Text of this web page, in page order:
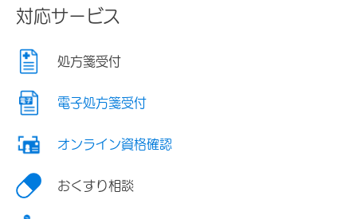
対応サービス
処方箋受付
電子処方箋受付
オンライン資格確認
おくすり相談